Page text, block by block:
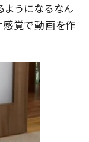
ようになるなん
感覚で動画を作